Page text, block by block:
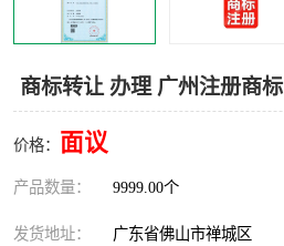
商标转让 办理 广州注册商标
价格： 面议
产品数量： 9999.00个
发货地址： 广东省佛山市禅城区